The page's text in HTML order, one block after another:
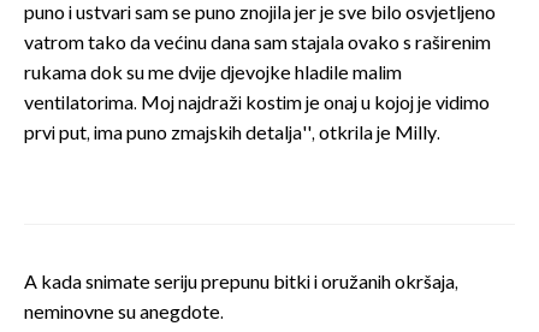
puno i ustvari sam se puno znojila jer je sve bilo osvjetljeno
vatrom tako da većinu dana sam stajala ovako s raširenim
rukama dok su me dvije djevojke hladile malim
ventilatorima. Moj najdraži kostim je onaj u kojoj je vidimo
prvi put, ima puno zmajskih detalja'', otkrila je Milly.
A kada snimate seriju prepunu bitki i oružanih okršaja,
neminovne su anegdote.